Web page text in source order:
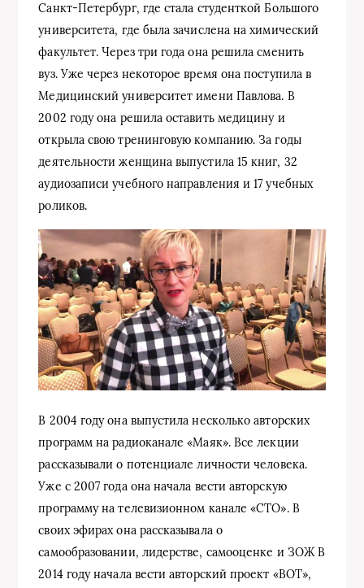
Санкт-Петербург, где стала студенткой Большого
университета, где была зачислена на химический
факультет. Через три года она решила сменить
вуз. Уже через некоторое время она поступила в
Медицинский университет имени Павлова. В
2002 году она решила оставить медицину и
открыла свою тренинговую компанию. За годы
деятельности женщина выпустила 15 книг, 32
аудиозаписи учебного направления и 17 учебных
роликов.
В 2004 году она выпустила несколько авторских
программ на радиоканале «Маяк». Все лекции
рассказывали о потенциале личности человека.
Уже с 2007 года она начала вести авторскую
программу на телевизионном канале «СТО». В
своих эфирах она рассказывала о
самообразовании, лидерстве, самооценке и ЗОЖ В
2014 году начала вести авторский проект «ВОТ»,